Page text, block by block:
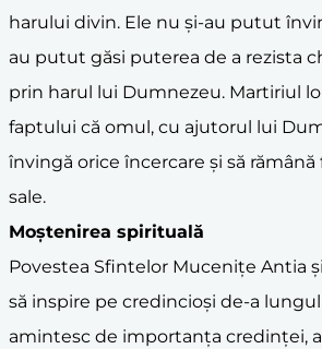
harului divin. Ele nu și-au putut
au putut găsi puterea de a rezista
prin harul lui Dumnezeu. Martiriul
faptului că omul, cu ajutorul lui
învingă orice încercare și să
sale.
Moștenirea spirituală
Povestea Sfintelor Mucenițe Antia
să inspire pe credincioși de-a
amintesc de importanța credinței,